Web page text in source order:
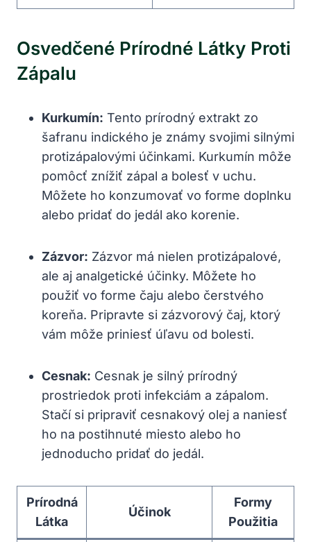
Osvedčené Prírodné Látky Proti
Zápalu
Kurkumín: Tento prírodný extrakt​ zo
šafranu ⁤indického je⁢ známy svojimi ‌silnými
protizápalovými ‌účinkami.​ Kurkumín môže
⁢pomôcť znížiť zápal a bolesť v ⁣uchu.⁣
Môžete ho⁤ konzumovať vo‌ forme doplnku
‍alebo pridať do jedál ako ⁤korenie.
Zázvor: Zázvor má nielen protizápalové,⁣
ale‌ aj⁤ analgetické účinky. Môžete ho
použiť⁣ vo forme čaju alebo čerstvého
‍koreňa.​ Pripravte si zázvorový⁣ čaj, ‍ktorý
vám​ môže priniesť úľavu​ od bolesti.
Cesnak: ‌Cesnak je silný ⁣prírodný
prostriedok ⁢proti infekciám a​ zápalom.
Stačí ‌si pripraviť cesnakový olej ‌a‍ naniesť‍
ho ⁢na postihnuté‍ miesto alebo ho
jednoducho pridať do jedál.
Prírodná
Látka
Účinok
Formy
Použitia